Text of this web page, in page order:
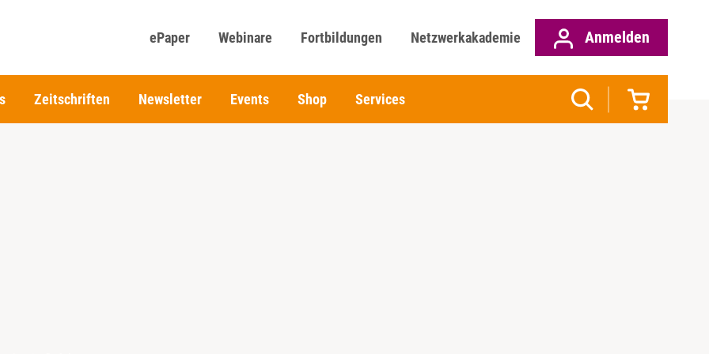
ePaper Webinare Fortbildungen Netzwerkakademie Anmelden
Zeitschriften Newsletter Events Shop Services